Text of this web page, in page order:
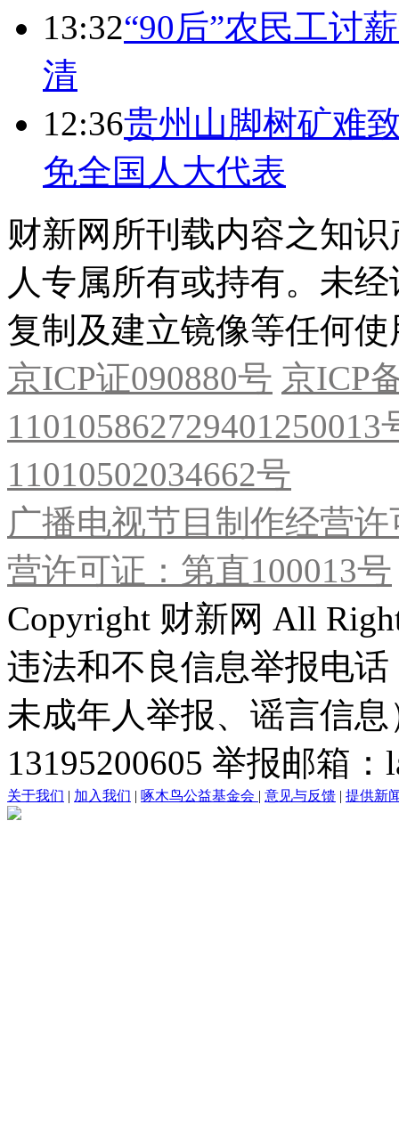
13:32“90后”农民工讨
清
12:36贵州山脚树矿难
免全国人大代表
财新网所刊载内容之知
人专属所有或持有。未
复制及建立镜像等任何使
京ICP证090880号 京ICP
11010502034662号
广播电视节目制作经营
营许可证：第直100013号
Copyright 财新网 All
违法和不良信息举报电
未成年人举报、谣言信
13195200605 举报邮箱
关于我们 | 加入我们 | 啄木鸟公益基金会 | 意见与反馈 | 提供新